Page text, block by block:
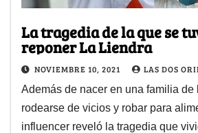
La tragedia de la que se
reponer La Liendra
NOVIEMBRE 10, 2021 LAS DOS
Además de nacer en una familia de
rodearse de vicios y robar para
influencer reveló la tragedia que